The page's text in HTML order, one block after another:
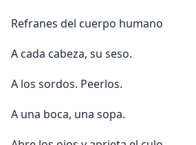
Refranes del cuerpo humano
A cada cabeza, su seso.
A los sordos. Peerlos.
A una boca, una sopa.